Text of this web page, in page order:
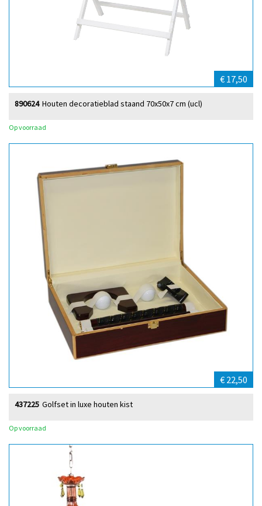
€ 17,50
Houten decoratieblad staand 70x50x7 cm (ucl)
890624
Op voorraad
€ 22,50
Golfset in luxe houten kist
437225
Op voorraad